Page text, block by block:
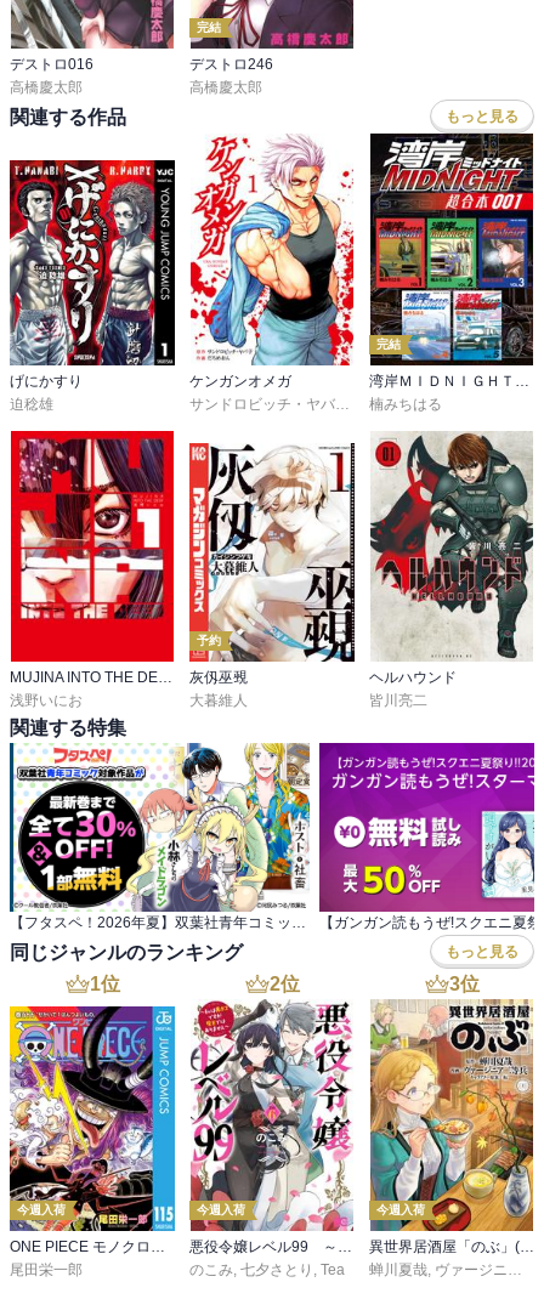
詳しくは次巻のお楽しみということですが
CIAブラック課長のことをソウと呼ぶココ部隊の一人がブラック課長
と会う。その意味は・・・・
印象強いキャラはウゴ。
ウゴは今回、めっちゃ活躍。
はじめ、殺し屋に真っ先に狙わてピンチかと思いきや、あのカーテ
クニック。殺し屋とのカーチェイスは見もの。
バルメはやっぱ強すぎ。途中でヨナが援護するが一人で工場の兵を
倒していくシーンはホント復讐者って感じで。
デストロ016
高橋慶太郎
完結
デストロ246
高橋慶太郎
関連する作品 もっと見る
げにかすり
迫稔雄
ケンガンオメガ
だろめおん
完結
楠みちはる
MUJINA INTO THE DEEP
浅野いにお
予約
灰仭巫覡
大暮維人
ヘルハウンド
皆川亮二
関連する特集
【フタスペ！2026年夏】双葉社青年コミック 対象作品が最新巻まで全て30％OFF＆一部無料！
同じジャンルのランキング もっと見る
1位
今週入荷
尾田栄一郎
2位
今週入荷
のこみ 七夕さとり Tea
3位
今週入荷
蝉川夏哉 ヴァージニア二等兵